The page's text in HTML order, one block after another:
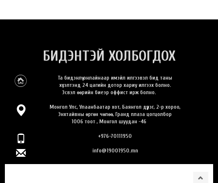
БИДЭНТЭЙ ХОЛБОГДОХ
Та бидэнлүү онлайнаар имэйл илгээвэл бид таны
хүсэлтэнд 24 цагийн дотор хариу илгээх болно.
Эсвэл өөрийн биеэр оффист ирж болно.
Монгол Улс, Улаанбаатар хот, Баянгол дүүрэг, 2-р хороо,
Энхтайвны өргөн чөлөө, Гранд плаза цогцолбор
1006 тоот , Монгол шуудан -46
+976-70111950
info@19001950.mn